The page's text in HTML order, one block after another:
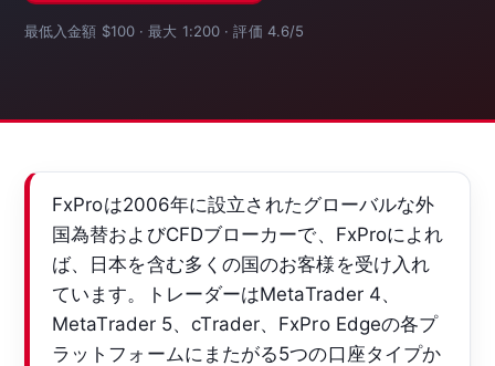
最低入金額 $100 · 最大 1:200 · 評価 4.6/5
FxProは2006年に設立されたグローバルな外
国為替およびCFDブローカーで、FxProによれ
ば、日本を含む多くの国のお客様を受け入れ
ています。トレーダーはMetaTrader 4、
MetaTrader 5、cTrader、FxPro Edgeの各プ
ラットフォームにまたがる5つの口座タイプか